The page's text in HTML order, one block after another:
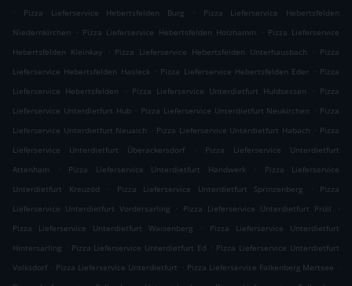
.
Pizza Lieferservice Hebertsfelden Burg .
Pizza Lieferservice Hebertsfelden
Niedernkirchen
. Pizza Lieferservice Hebertsfelden Holzhamm . Pizza Lieferservice
Hebertsfelden Kleinkay
. Pizza Lieferservice Hebertsfelden Unterhausbach . Pizza
Lieferservice Hebertsfelden Hasleck . Pizza Lieferservice Hebertsfelden Eder . Pizza
Lieferservice Hebertsfelden
. Pizza Lieferservice Unterdietfurt Huldsessen . Pizza
Lieferservice Unterdietfurt Hub . Pizza Lieferservice Unterdietfurt Neukirchen . Pizza
Lieferservice Unterdietfurt Neuaich . Pizza Lieferservice Unterdietfurt Habach . Pizza
Lieferservice Unterdietfurt Überackersdorf
.
Pizza Lieferservice Unterdietfurt
Attenham
. Pizza Lieferservice Unterdietfurt Handwerk .
Pizza Lieferservice
Unterdietfurt Kreuzöd
. Pizza Lieferservice Unterdietfurt Sprinzenberg .
Pizza
Lieferservice Unterdietfurt Vordersarling
. Pizza Lieferservice Unterdietfurt Prüll
.
Pizza Lieferservice Unterdietfurt Waisenberg
.
Pizza Lieferservice Unterdietfurt
Hintersarling . Pizza Lieferservice Unterdietfurt Ed . Pizza Lieferservice Unterdietfurt
Volksdorf . Pizza Lieferservice Unterdietfurt . Pizza Lieferservice Falkenberg Mertsee .